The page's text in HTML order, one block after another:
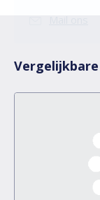
Mail ons